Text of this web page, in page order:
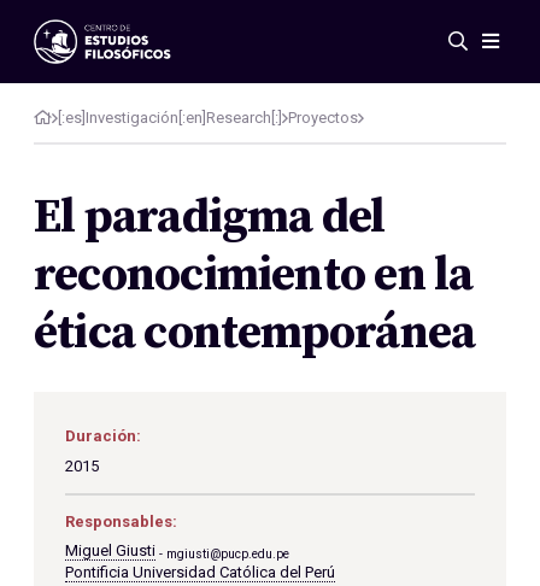
Eventos
Novedades
Investigación
Publicaciones
Galería
ES
Acerca de nosotros
[:es]Investigación[:en]Research[:] Proyectos
El paradigma del
reconocimiento en la
ética contemporánea
Duración:
2015
Responsables:
Miguel Giusti
mgiusti@pucp.edu.pe
Pontificia Universidad Católica del Perú